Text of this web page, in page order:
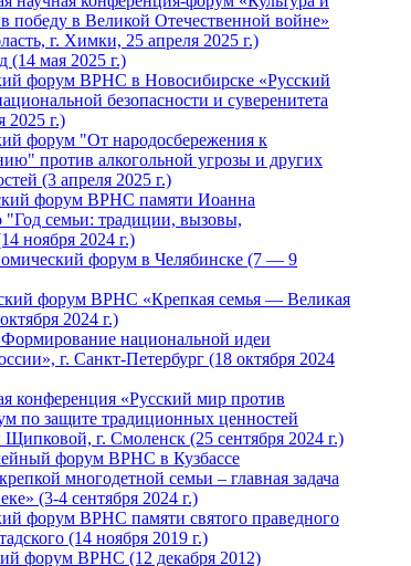
победу в Великой Отечественной войне»
г. Химки, 25 апреля 2025 г.)
(14 мая 2025 г.)
форум ВРНС в Новосибирске «Русский
безопасности и суверенитета
2025 г.)
форум "От народосбережения к
против алкогольной угрозы и других
(3 апреля 2025 г.)
форум ВРНС памяти Иоанна
"Год семьи: традиции, вызовы,
ноября 2024 г.)
форум в Челябинске (7 — 9
форум ВРНС «Крепкая семья — Великая
2024 г.)
национальной идеи
г. Санкт-Петербург (18 октября 2024
конференция «Русский мир против
по защите традиционных ценностей
г. Смоленск (25 сентября 2024 г.)
форум ВРНС в Кузбассе
многодетной семьи – главная задача
(3-4 сентября 2024 г.)
форум ВРНС памяти святого праведного
(14 ноября 2019 г.)
форум ВРНС (12 декабря 2012)